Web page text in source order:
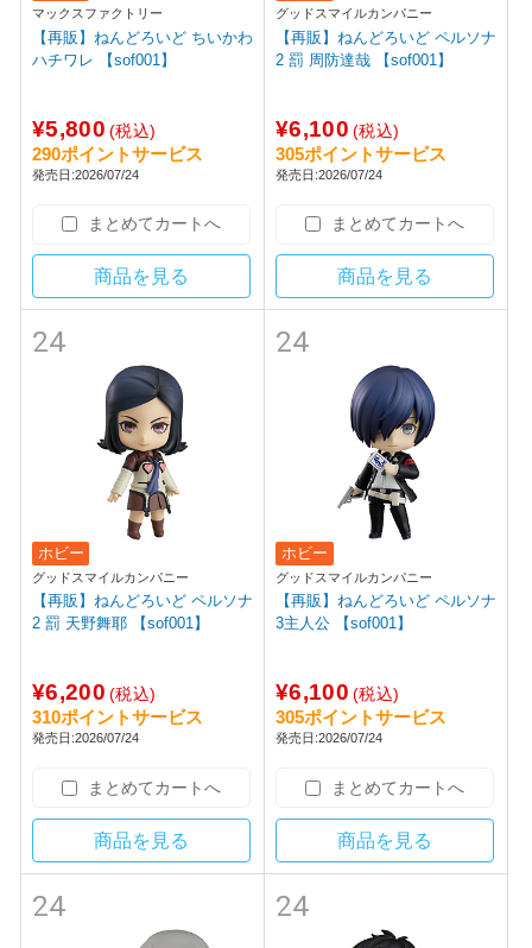
マックスファクトリー
【再販】ねんどろいど ちいかわ
ハチワレ 【sof001】
¥5,800 (税込)
290ポイントサービス
発売日:2026/07/24
まとめてカートへ
商品を見る
グッドスマイルカンパニー
【再販】ねんどろいど ペルソナ
2 罰 周防達哉 【sof001】
¥6,100 (税込)
305ポイントサービス
発売日:2026/07/24
まとめてカートへ
商品を見る
24
ホビー
グッドスマイルカンパニー
【再販】ねんどろいど ペルソナ
2 罰 天野舞耶 【sof001】
¥6,200 (税込)
310ポイントサービス
発売日:2026/07/24
まとめてカートへ
商品を見る
24
ホビー
グッドスマイルカンパニー
【再販】ねんどろいど ペルソナ
3主人公 【sof001】
¥6,100 (税込)
305ポイントサービス
発売日:2026/07/24
まとめてカートへ
商品を見る
24 24